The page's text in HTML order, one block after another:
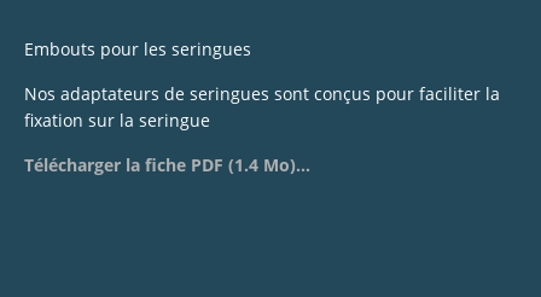
Embouts pour les seringues
Nos adaptateurs de seringues sont conçus pour faciliter la
fixation sur la seringue
Télécharger la fiche PDF (1.4 Mo)...